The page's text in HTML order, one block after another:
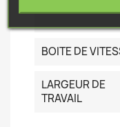
BOITE DE
LARGEUR DE
TRAVAIL